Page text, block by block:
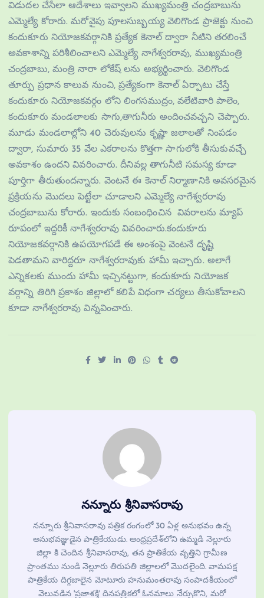
విడుదల చేసేలా ఆదేశాలు ఇవ్వాలని ముఖ్యమంత్రి చంద్రబాబును
ఎమ్మెల్యే కోరారు. మరోవైపు పూలసుబ్బయ్య వెలిగొండ ప్రాజెక్టు నుంచి
కందుకూరు నియోజకవర్గానికి ప్రత్యేక కెనాల్ ద్వారా నీటిని తరలించే
అవకాశాన్ని పరిశీలించాలని ఎమ్మెల్యే నాగేశ్వరరావు, ముఖ్యమంత్రి
చంద్రబాబు, మంత్రి నారా లోకేష్ లను అభ్యర్థించారు. వెలిగొండ
తూర్పు ప్రధాన కాలువ నుంచి, ప్రత్యేకంగా కెనాల్ ఏర్పాటు చేస్తే
కందుకూరు నియోజకవర్గం లోని లింగసముద్రం, వలేటివారి పాలెం,
కందుకూరు మండలాలకు సాగు,తాగునీరు అందించవచ్చని చెప్పారు.
మూడు మండలాల్లోని 40 చెరువులను కృష్ణా జలాలతో నింపడం
ద్వారా, సుమారు 35 వేల ఎకరాలను కొత్తగా సాగులోకి తీసుకువచ్చే
అవకాశం ఉందని వివరించారు. దీనివల్ల తాగునీటి సమస్య కూడా
పూర్తిగా తీరుతుందన్నారు. వెంటనే ఈ కెనాల్ నిర్మాణానికి అవసరమైన
ప్రక్రియను మొదలు పెట్టేలా చూడాలని ఎమ్మెల్యే నాగేశ్వరరావు
చంద్రబాబును కోరారు. ఇందుకు సంబంధించిన వివరాలను మ్యాప్
రూపంలో ఇద్దరికీ నాగేశ్వరరావు వివరించారు.కందుకూరు
నియోజకవర్గానికి ఉపయోగపడే ఈ అంశంపై వెంటనే దృష్టి
పెడతామని వారిద్దరూ నాగేశ్వరరావుకు హామీ ఇచ్చారు. అలాగే
ఎన్నికలకు ముందు హామీ ఇచ్చినట్టుగా, కందుకూరు నియోజక
వర్గాన్ని తిరిగి ప్రకాశం జిల్లాలో కలిపే విధంగా చర్యలు తీసుకోవాలని
కూడా నాగేశ్వరరావు విన్నవించారు.
నన్నూరు శ్రీనివాసరావు
నన్నూరు శ్రీనివాసరావు పత్రిక రంగంలో 30 ఏళ్ల అనుభవం ఉన్న
అనుభవజ్ఞుడైన పాత్రికేయుడు. ఆంధ్రప్రదేశ్‌లోని ఉమ్మడి నెల్లూరు
జిల్లా కి చెందిన శ్రీనివాసరావు, తన ప్రాతికేయ వృత్తిని గ్రామీణ
ప్రాంతము నుండి నెల్లూరు తిరుపతి జిల్లాలలో మొదలైంది. వామపక్ష
పాత్రికేయ దిగ్గజాలైన మోటూరు హనుమంతరావు సంపాదకీయంలో
వెలువడిన 'ప్రజాశక్తి' దినపత్రికలో ఓనమాలు నేర్చుకొని, మరో